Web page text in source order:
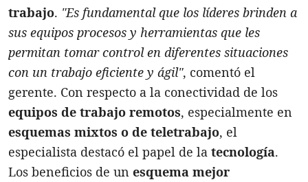
trabajo. "Es fundamental que los líderes brinden a
sus equipos procesos y herramientas que les
permitan tomar control en diferentes situaciones
con un trabajo eficiente y ágil", comentó el
gerente. Con respecto a la conectividad de los
equipos de trabajo remotos, especialmente en
esquemas mixtos o de teletrabajo, el
especialista destacó el papel de la tecnología.
Los beneficios de un esquema mejor